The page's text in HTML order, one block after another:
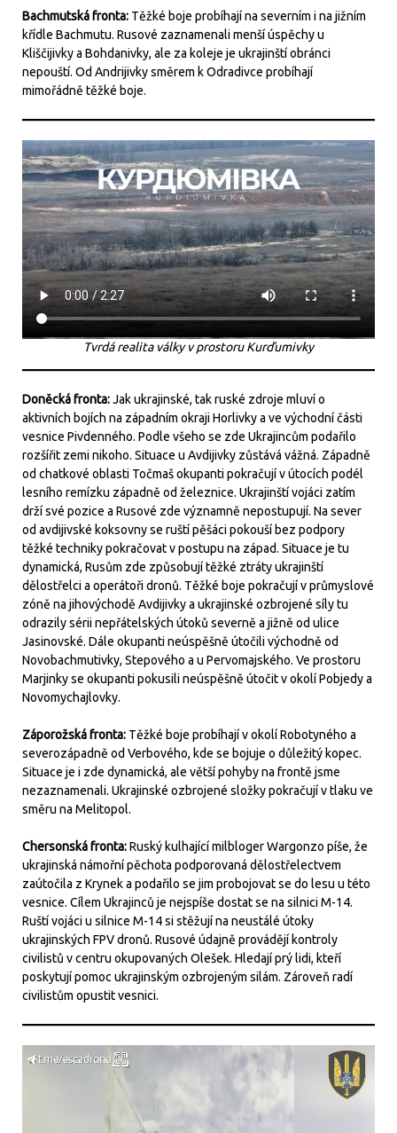
Bachmutská fronta: Těžké boje probíhají na severním i na jižním
křídle Bachmutu. Rusové zaznamenali menší úspěchy u
Kliščijivky a Bohdanivky, ale za koleje je ukrajinští obránci
nepouští. Od Andrijivky směrem k Odradivce probíhají
mimořádně těžké boje.
Tvrdá realita války v prostoru Kurďumivky
Doněcká fronta:Jak ukrajinské, tak ruské zdroje mluví o
aktivních bojích na západním okraji Horlivky a ve východní části
vesnice Pivdenného. Podle všeho se zde Ukrajincům podařilo
rozšířit zemi nikoho. Situace u Avdijivky zůstává vážná. Západně
od chatkové oblasti Točmaš okupanti pokračují v útocích podél
lesního remízku západně od železnice. Ukrajinští vojáci zatím
drží své pozice a Rusové zde významně nepostupují. Na sever
od avdijivské koksovny se ruští pěšáci pokouší bez podpory
těžké techniky pokračovat v postupu na západ. Situace je tu
dynamická, Rusům zde způsobují těžké ztráty ukrajinští
dělostřelci a operátoři dronů. Těžké boje pokračují v průmyslové
zóně na jihovýchodě Avdijivky a ukrajinské ozbrojené síly tu
odrazily sérii nepřátelských útoků severně a jižně od ulice
Jasinovské. Dále okupanti neúspěšně útočili východně od
Novobachmutivky, Stepového a u Pervomajského. Ve prostoru
Marjinky se okupanti pokusili neúspěšně útočit v okolí Pobjedy a
Novomychajlovky.
Záporožská fronta: Těžké boje probíhají v okolí Robotyného a
severozápadně od Verbového, kde se bojuje o důležitý kopec.
Situace je i zde dynamická, ale větší pohyby na frontě jsme
nezaznamenali. Ukrajinské ozbrojené složky pokračují v tlaku ve
směru na Melitopol.
Chersonská fronta:Ruský kulhající milbloger Wargonzo píše, že
ukrajinská námořní pěchota podporovaná dělostřelectvem
zaútočila z Krynek a podařilo se jim probojovat se do lesu u této
vesnice. Cílem Ukrajinců je nejspíše dostat se na silnici M-14.
Ruští vojáci u silnice M-14 si stěžují na neustálé útoky
ukrajinských FPV dronů. Rusové údajně provádějí kontroly
civilistů v centru okupovaných Olešek. Hledají prý lidi, kteří
poskytují pomoc ukrajinským ozbrojeným silám. Zároveň radí
civilistům opustit vesnici.